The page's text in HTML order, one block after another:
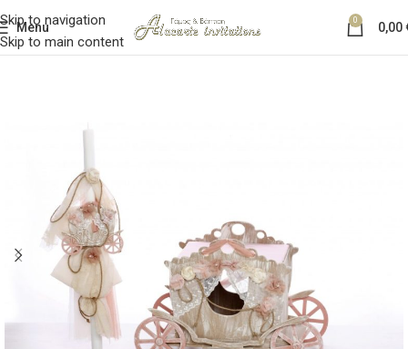
Skip to navigation
Skip to main content
Menu 0 0,00